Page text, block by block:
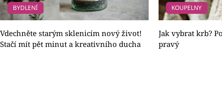
BYDLENÍ
Vdechněte starým sklenicím nový život!
Stačí mít pět minut a kreativního ducha
KOUPELNY
Jak vybrat krb?
pravý